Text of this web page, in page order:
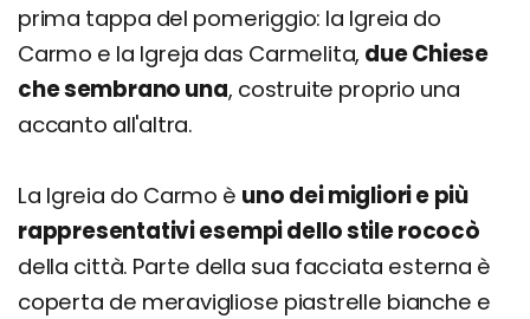
prima tappa del pomeriggio: la Igreia do
Carmo e la Igreja das Carmelita, due Chiese
che sembrano una, costruite proprio una
accanto all'altra.
La Igreia do Carmo è uno dei migliori e più
rappresentativi esempi dello stile rococò
della città. Parte della sua facciata esterna è
coperta de meravigliose piastrelle bianche e